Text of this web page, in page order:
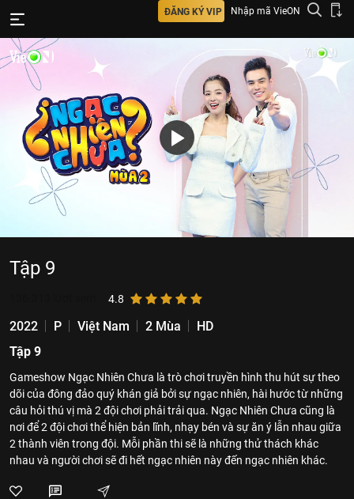
ĐĂNG KÝ VIP Nhập mã VieON
Tập 9
4.8
2022 P Việt Nam 2 Mùa
HD
Tập 9
Gameshow Ngạc Nhiên Chưa là trò chơi truyền hình thu hút sự theo
dõi của đông đảo quý khán giả bởi sự ngạc nhiên, hài hước từ những
câu hỏi thú vị mà 2 đội chơi phải trải qua. Ngạc Nhiên Chưa cũng là
nơi để 2 đội chơi thể hiện bản lĩnh, nhạy bén và sự ăn ý lẫn nhau giữa
2 thành viên trong đội. Mỗi phần thi sẽ là những thử thách khác
nhau và người chơi sẽ đi hết ngạc nhiên này đến ngạc nhiên khác.